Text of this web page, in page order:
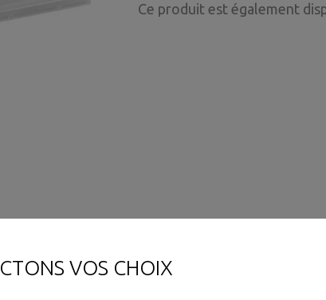
Ce produit est également
VOS CHOIX